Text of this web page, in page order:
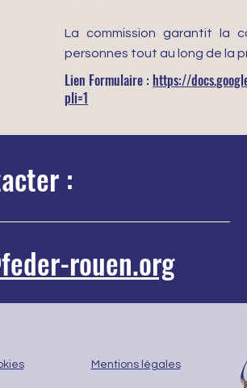
La commission garantit la
personnes tout au long de la
Lien Formulaire : https://
pli=1
:
rouen.org
Mentions légales